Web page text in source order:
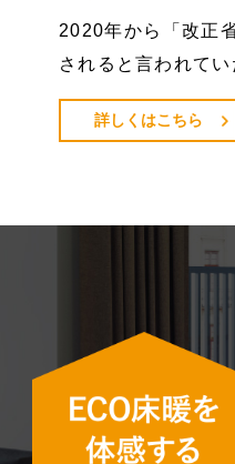
2020年から「改正
されると言われて
詳しくはこちら